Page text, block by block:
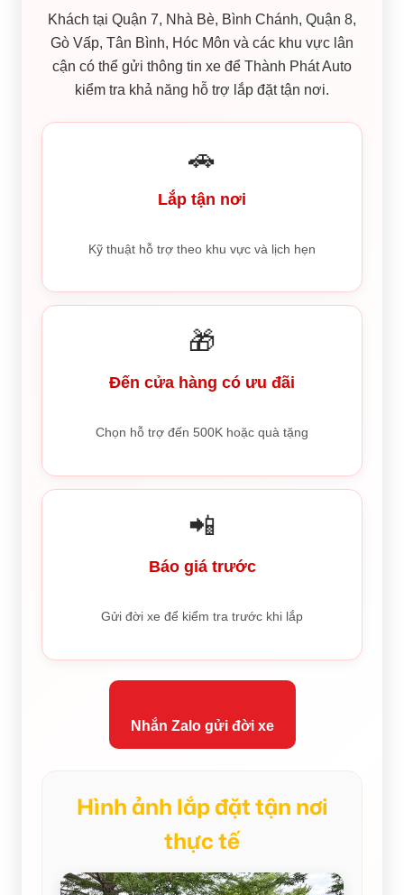
Khách tại Quận 7, Nhà Bè, Bình Chánh, Quận 8,
Gò Vấp, Tân Bình, Hóc Môn và các khu vực lân
cận có thể gửi thông tin xe để Thành Phát Auto
kiểm tra khả năng hỗ trợ lắp đặt tận nơi.
🚗
Lắp tận nơi
Kỹ thuật hỗ trợ theo khu vực và lịch hẹn
🎁
Đến cửa hàng có ưu đãi
Chọn hỗ trợ đến 500K hoặc quà tặng
📲
Báo giá trước
Gửi đời xe để kiểm tra trước khi lắp
Nhắn Zalo gửi đời xe
Hình ảnh lắp đặt tận nơi
thực tế